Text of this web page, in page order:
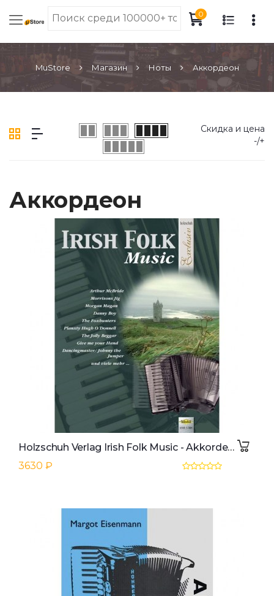
0
MuStore Магазин Ноты Аккордеон
Скидка и цена
-/+
Аккордеон
Holzschuh Verlag Irish Folk Music - Akkordeon Martina Schumeckers
3630 ₽